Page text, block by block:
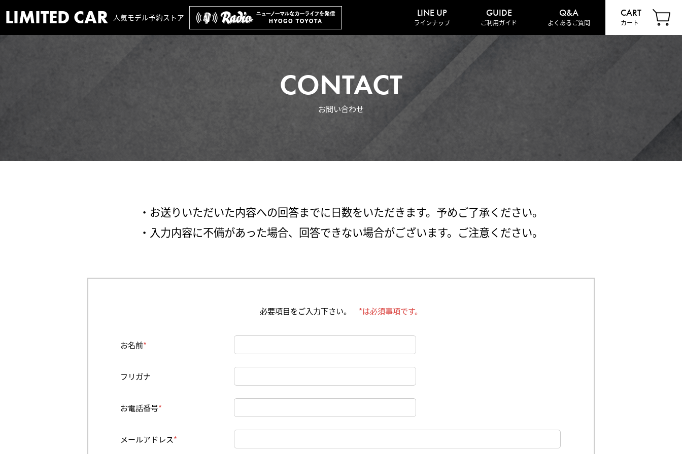
LIMITED CAR 人気モデル予約ストア LINE UP
ラインナップ
GUIDE
ご利用ガイド
Q&A
よくあるご質問
CART
カート
CONTACT
お問い合わせ
・お送りいただいた内容への回答までに日数をいただきます。予めご了承ください。
・入力内容に不備があった場合、回答できない場合がございます。ご注意ください。
必要項目をご入力下さい。 *は必須事項です。
お名前*
フリガナ
お電話番号*
メールアドレス*